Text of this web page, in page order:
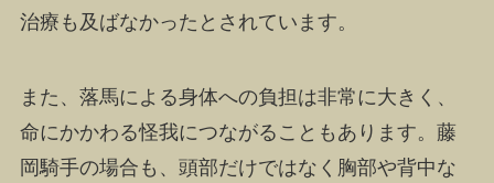
治療も及ばなかったとされています。
また、落馬による身体への負担は非常に大きく、
命にかかわる怪我につながることもあります。藤
岡騎手の場合も、頭部だけではなく胸部や背中な